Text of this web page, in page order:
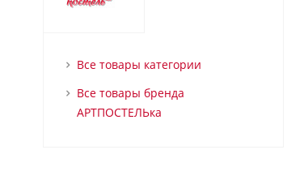
Все товары категории
Все товары бренда
АРТПОСТЕЛЬка